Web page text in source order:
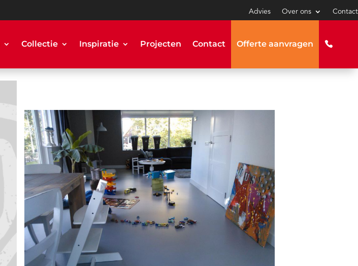
Advies Over ons Contact
Collectie Inspiratie Projecten Contact Offerte aanvragen